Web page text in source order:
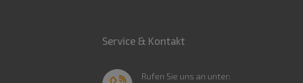
Service & Kontakt
Rufen Sie uns an unter: